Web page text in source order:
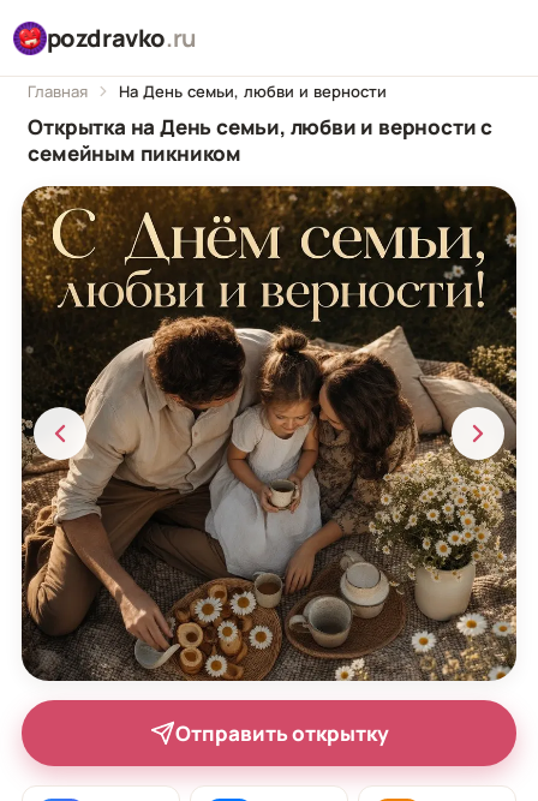
pozdravko.ru
Главная На День семьи, любви и верности
Открытка на День семьи, любви и верности с
семейным пикником
Отправить открытку